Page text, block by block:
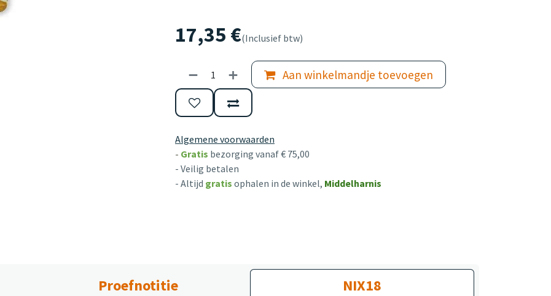
17,35 €(Inclusief btw)
Aan winkelmandje toevoegen
Algemene voorwaarden
- Gratis bezorging vanaf € 75,00
- Veilig betalen
- Altijd gratis ophalen in de winkel, Middelharnis
Proefnotitie NIX18